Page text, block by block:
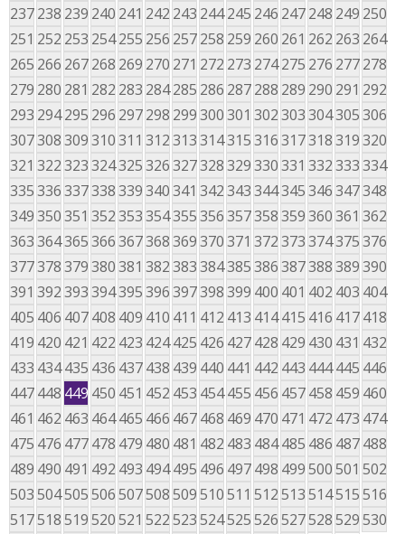
237238 239 240 241 242 243 244245 246 247248 249 250
251 252 253 254255 256 257258 259 260 261 262 263 264
265 266 267268 269 270 271 272 273 274275 276 277278
279 280 281 282 283 284285 286 287288 289 290 291 292
293 294295 296 297298 299300301 302303304305306
307308309310311 312313314315316317318319320
321 322323324325326327328329330331 332333334
335336337338339340341 342343344345346347348
349350351 352353354355356357358359360361 362
363364365366367368369370371 372373374375376
377378379380381 382383384385386387388389390
391 392393394395396397398399 400 401 402 403 404
405 406 407408 409 410 411 412 413 414415 416 417418
419 420 421 422 423 424425 426 427428 429 430 431 432
433 434435 436 437438 439 440 441 442 443 444445 446
447448 449 450 451 452 453 454455 456 457458 459 460
461 462 463 464465 466 467468 469 470 471 472 473 474
475 476 477478 479 480 481 482 483 484485 486 487488
489 490 491 492 493 494495 496 497498 499500501 502
503504505506507508509510511 512513514515516
517518519520521 522523524525526527528529530